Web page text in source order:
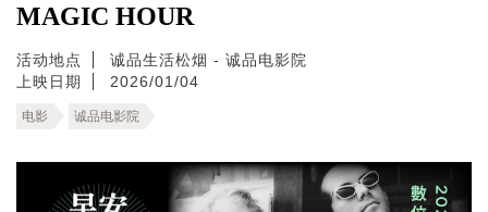
MAGIC HOUR
活动地点
诚品生活松烟 - 诚品电影院
上映日期
2026/01/04
电影 诚品电影院